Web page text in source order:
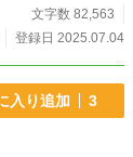
文字数 82,563
登録日 2025.07.04
入り追加 3